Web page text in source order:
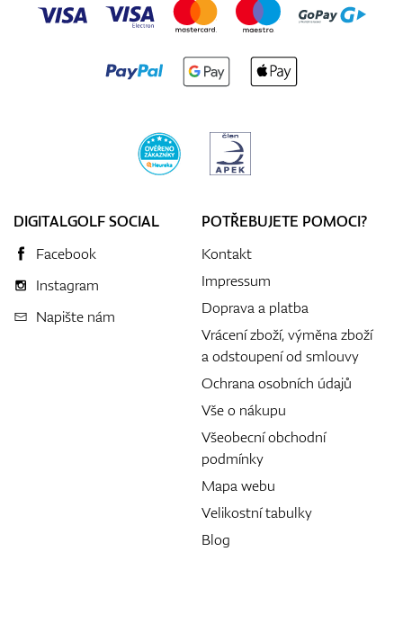
DIGITALGOLF SOCIAL
Facebook
Instagram
Napište nám
POTŘEBUJETE POMOCI?
Kontakt
Impressum
Doprava a platba
Vrácení zboží, výměna zboží
a odstoupení od smlouvy
Ochrana osobních údajů
Vše o nákupu
Všeobecní obchodní
podmínky
Mapa webu
Velikostní tabulky
Blog